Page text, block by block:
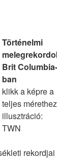
Történelmi
Brit Columbia-
ban
klikk a képre a
teljes mérethez
illusztráció:
TWN